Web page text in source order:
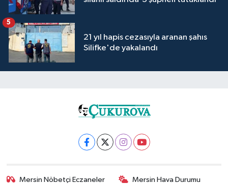
21 yıl hapis cezasıyla aranan şahıs
Silifke'de yakalandı
5
Mersin Nöbetçi Eczaneler Mersin Hava Durumu